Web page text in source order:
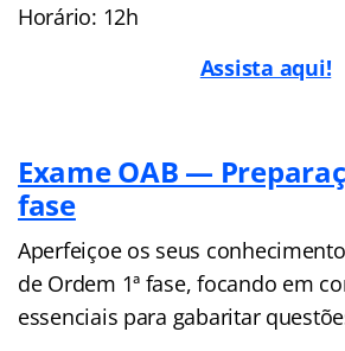
Horário: 12h
Assista aqui!
Exame OAB —
fase
Aperfeiçoe os seus
de Ordem 1ª fase, focando em
essenciais para gabaritar